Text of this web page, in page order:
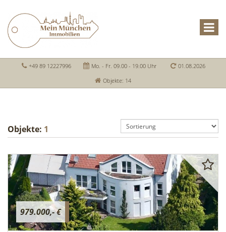
+49 89 12227996 Mo. - Fr. 09.00 - 19.00 Uhr
01.08.2026
Objekte: 14
Objekte: 1
979.000,- €